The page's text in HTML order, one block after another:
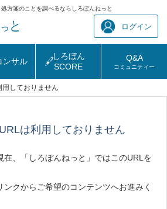
方箋のことを調べるならしろぼんねっと
ログイン
ンサル
しろぼん
SCORE
Q&A
コミュニティー
しておりません
は利用しておりません
在、「しろぼんねっと」ではこのURLを
クからご希望のコンテンツへお進みく